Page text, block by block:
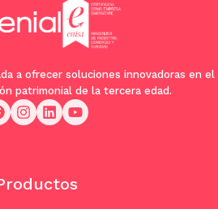
a ofrecer soluciones innovadoras en el
patrimonial de la tercera edad.